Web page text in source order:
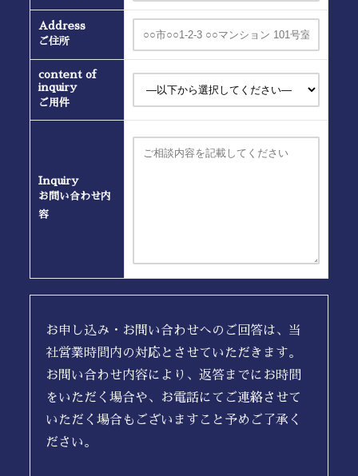
Address
ご住所
content of
inquiry
ご用件
Inquiry
お問い合わせ内
容
お申し込み・お問い合わせへのご回答は、当
社営業時間内の対応とさせていただきます。
お問い合わせ内容により、返答までにお時間
をいただく場合や、お電話にてご連絡させて
いただく場合もございますこと予めご了承く
ださい。